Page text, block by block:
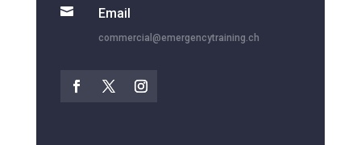
 Email
commercial@emergencytraining.ch